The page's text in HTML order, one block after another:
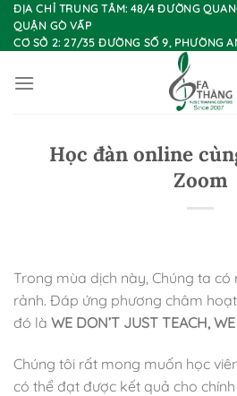
Chuyển
đến
nội
dung
ĐỊA CHỈ TRUNG TÂM: 48/4 ĐƯỜNG
QUẬN GÒ VẤP
CƠ SỞ 2: 27/35 ĐƯỜNG SỐ 9, PHƯỜNG
Học đàn online
Zoom
Trong mùa dịch này, Chúng ta có
rảnh. Đáp ứng phương châm
đó là WE DON’T JUST TEACH,
Chúng tôi rất mong muốn học
có thể đạt được kết quả cho